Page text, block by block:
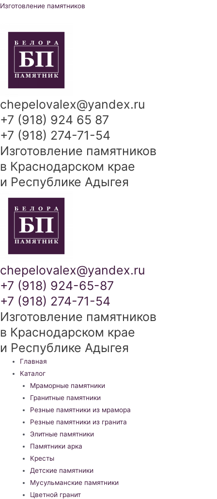
Перейти
Изготовление памятников
chepelovalex@yandex.ru
+7 (918) 924 65 87
+7 (918) 274-71-54
Изготовление памятников
в Краснодарском крае
и Республике Адыгея
chepelovalex@yandex.ru
+7 (918) 924-65-87
+7 (918) 274-71-54
Изготовление памятников
в Краснодарском крае
и Республике Адыгея
Меню
Главная
Каталог
Мраморные памятники
Гранитные памятники
Резные памятники из мрамора
Резные памятники из гранита
Элитные памятники
Памятники арка
Кресты
Детские памятники
Мусульманские памятники
Цветной гранит